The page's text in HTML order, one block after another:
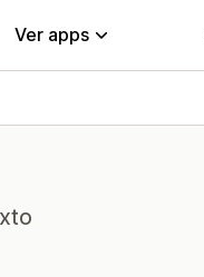
Ver apps